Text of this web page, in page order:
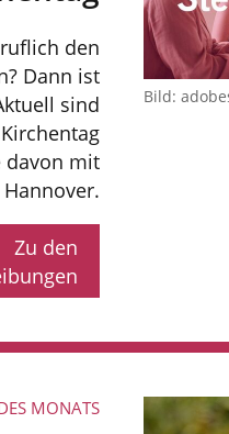
den
Dann ist
sind
davon mit
Zu den
Bild:
MONATS